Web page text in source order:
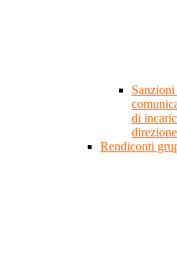
di
Rendiconti